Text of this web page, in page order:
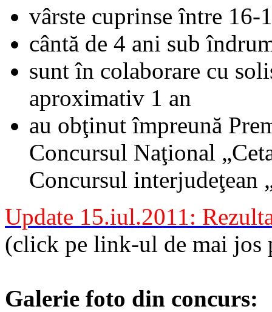
vârste cuprinse între 16-
cântă de 4 ani sub
sunt în colaborare cu
aproximativ 1 an
au obţinut împreună
Concursul Naţional
Concursul interjudeţean
Update 15.iul.2011:
(click pe link-ul de mai jos
Galerie foto din concurs: